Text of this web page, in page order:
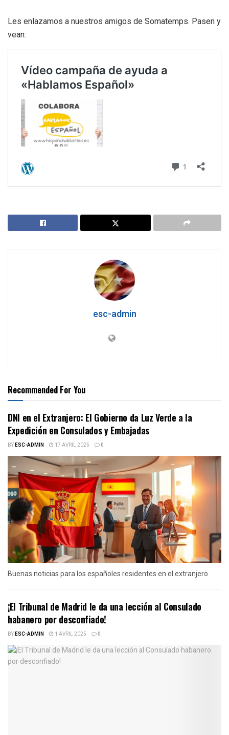
Les enlazamos a nuestros amigos de Somatemps. Pasen y
vean:
esc-admin
Recommended For You
DNI en el Extranjero: El Gobierno da Luz Verde a la
Expedición en Consulados y Embajadas
BYESC-ADMIN 17 AVRIL 2025 0
Buenas noticias para los españoles residentes en el extranjero
¡El Tribunal de Madrid le da una lección al Consulado
habanero por desconfiado!
BYESC-ADMIN 1 AVRIL 2025 0